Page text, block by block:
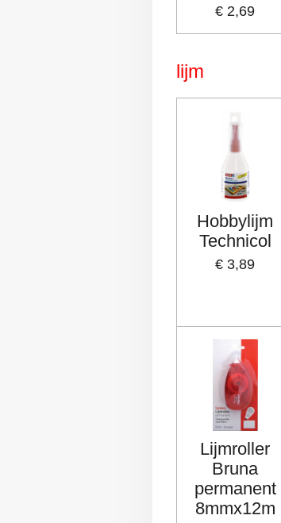
€ 2,69
lijm
Hobbylijm
Technicol
€ 3,89
Lijmroller
Bruna
permanent
8mmx12m